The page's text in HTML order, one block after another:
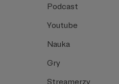
Podcast
Youtube
Nauka
Gry
Streamerzy